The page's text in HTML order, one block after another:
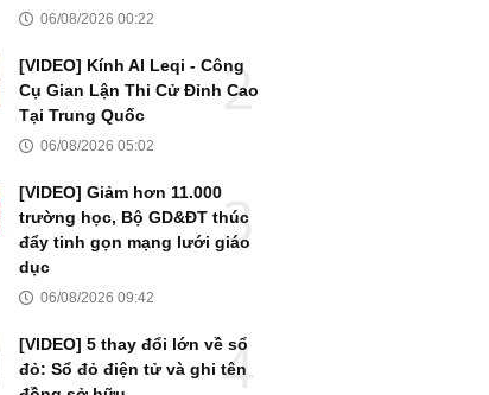
06/08/2026 00:22
[VIDEO] Kính AI Leqi - Công
Cụ Gian Lận Thi Cử Đỉnh Cao
Tại Trung Quốc
06/08/2026 05:02
[VIDEO] Giảm hơn 11.000
trường học, Bộ GD&ĐT thúc
đẩy tinh gọn mạng lưới giáo
dục
06/08/2026 09:42
[VIDEO] 5 thay đổi lớn về sổ
đỏ: Sổ đỏ điện tử và ghi tên